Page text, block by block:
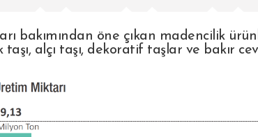
bakımından öne çıkan madencilik
taşı, alçı taşı, dekoratif taşlar ve bakır